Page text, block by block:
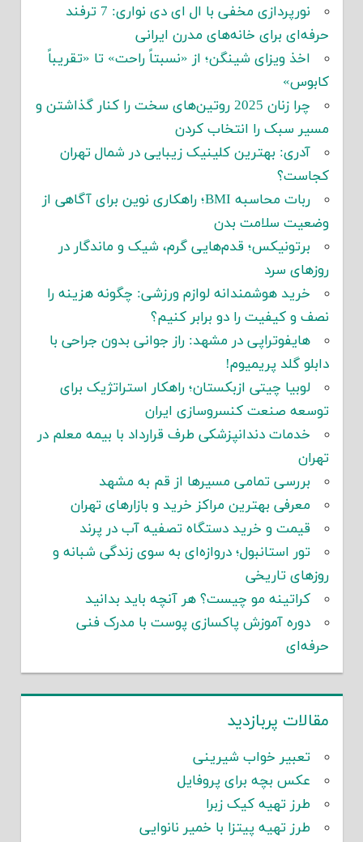
نورپردازی مخفی با ال ای دی نواری: 7 ترفند
حرفه‌ای برای خانه‌های مدرن ایرانی
اخذ ویزای شینگن؛ از «نسبتاً راحت» تا «تقریباً
کابوس»
چرا زنان 2025 روتین‌های سخت را کنار گذاشتن و
مسیر سبک را انتخاب کردن
آدری: بهترین کلینیک زیبایی در شمال تهران
کجاست؟
ربات محاسبه BMI؛ راهکاری نوین برای آگاهی از
وضعیت سلامت بدن
برتونیکس؛ قدم‌هایی گرم، شیک و ماندگار در
روزهای سرد
خرید هوشمندانه لوازم ورزشی: چگونه هزینه را
نصف و کیفیت را دو برابر کنیم؟
هایفوتراپی در مشهد: راز جوانی بدون جراحی با
دابلو گلد پریمیوم!
لوبیا چیتی ازبکستان؛ راهکار استراتژیک برای
توسعه صنعت کنسروسازی ایران
خدمات دندانپزشکی طرف قرارداد با بیمه معلم در
تهران
بررسی تمامی مسیرها از قم به مشهد
معرفی بهترین مراکز خرید و بازارهای تهران
قیمت و خرید دستگاه تصفیه آب در پرند
تور استانبول؛ دروازه‌ای به سوی زندگی شبانه و
روزهای تاریخی
کراتینه مو چیست؟ هر آنچه باید بدانید
دوره آموزش پاکسازی پوست با مدرک فنی
حرفه‌ای
مقالات پربازدید
تعبیر خواب شیرینی
عکس بچه برای پروفایل
طرز تهیه کیک زبرا
طرز تهیه پیتزا با خمیر نانوایی